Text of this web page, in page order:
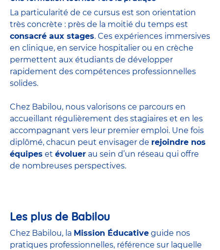
La particularité de ce cursus est son orientation
très concrète : près de la moitié du temps est
consacré aux stages. Ces expériences immersives
en clinique, en service hospitalier ou en crèche
permettent aux étudiants de développer
rapidement des compétences professionnelles
solides.
Chez Babilou, nous valorisons ce parcours en
accueillant régulièrement des stagiaires et en les
accompagnant vers leur premier emploi. Une fois
diplômé, chacun peut envisager de rejoindre nos
équipes et évoluer au sein d’un réseau qui offre
de nombreuses perspectives.
Les plus de Babilou
Chez Babilou, la Mission Éducative guide nos
pratiques professionnelles, référence sur laquelle